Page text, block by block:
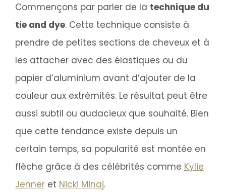
Commençons par parler de la technique du
tie and dye. Cette technique consiste à
prendre de petites sections de cheveux et à
les attacher avec des élastiques ou du
papier d’aluminium avant d’ajouter de la
couleur aux extrémités. Le résultat peut être
aussi subtil ou audacieux que souhaité. Bien
que cette tendance existe depuis un
certain temps, sa popularité est montée en
flèche grâce à des célébrités comme Kylie
Jenner et Nicki Minaj.